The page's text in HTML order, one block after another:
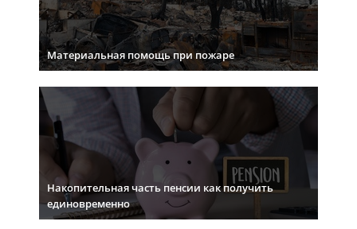
Материальная помощь при пожаре
Накопительная часть пенсии как получить
единовременно